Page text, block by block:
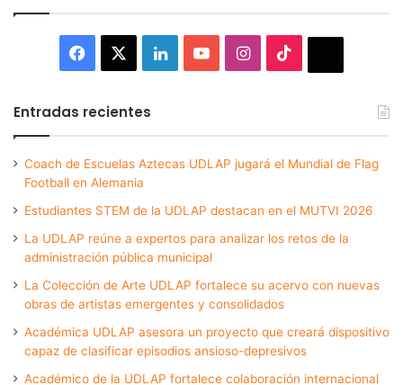
Facebook LinkedInYouTubeInstagram
Entradas recientes
Coach de Escuelas Aztecas UDLAP jugará el Mundial de Flag
Football en Alemania
Estudiantes STEM de la UDLAP destacan en el MUTVI 2026
La UDLAP reúne a expertos para analizar los retos de la
administración pública municipal
La Colección de Arte UDLAP fortalece su acervo con nuevas
obras de artistas emergentes y consolidados
Académica UDLAP asesora un proyecto que creará dispositivo
capaz de clasificar episodios ansioso-depresivos
Académico de la UDLAP fortalece colaboración internacional